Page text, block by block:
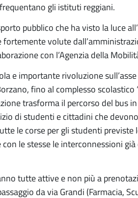
gli istituti reggiani.
pubblico che ha visto la luce
volute
con l’Agenzia della
e importante rivoluzione
fino al complesso scolastico
trasforma il percorso del bus
di studenti e cittadini che
le corse per gli studenti previste
le stesse le interconnessioni
tutte attive e non più a
da via Grandi (Farmacia,